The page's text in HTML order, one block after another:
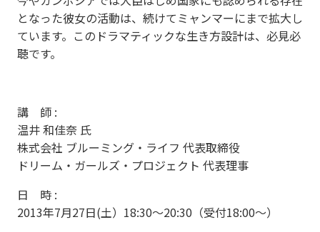
となった彼女の活動は、続けてミャンマーにまで拡大し
ています。このドラマティックな生き方設計は、必見必
聴です。
講 師 :
温井 和佳奈 氏
株式会社 ブルーミング・ライフ 代表取締役
ドリーム・ガールズ・プロジェクト 代表理事
日 時 :
2013年7月27日(土）18:30～20:30（受付18:00～）